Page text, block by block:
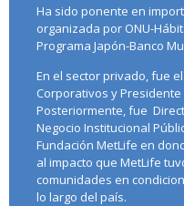
Ha sido ponente en
organizada por ONU-
Programa Japón-Banco
En el sector privado, fue
Corporativos y
Posteriormente, fue
Negocio Institucional
Fundación MetLife en
al impacto que MetLife
comunidades en
lo largo del país.